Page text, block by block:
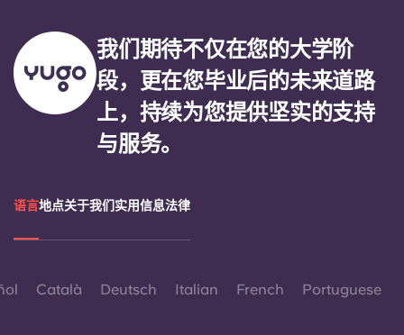
我们期待不仅在您的大学阶
段，更在您毕业后的未来道路
上，持续为您提供坚实的支持
与服务。
语言地点关于我们实用信息法律
Català Deutsch Italian French Portuguese